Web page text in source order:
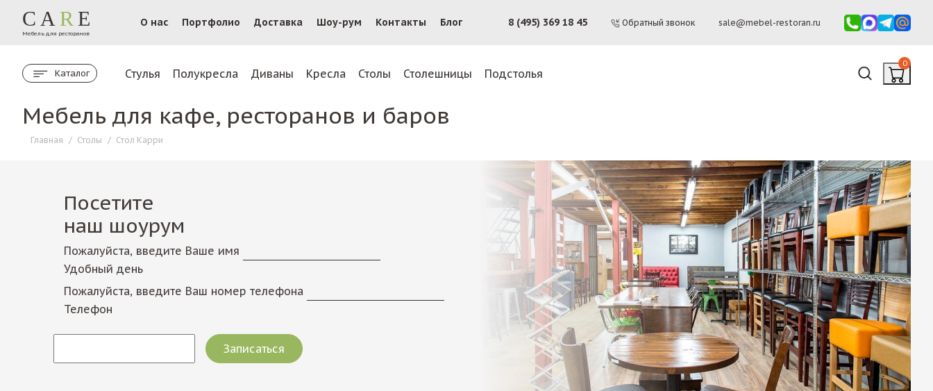
CA R E
Мебель для ресторанов
О нас Портфолио Доставка Шоу-рум Контакты Блог 8 (495) 369 18 45 Обратный звонок sale@mebel-restoran.ru
Каталог Стулья Полукресла Диваны Кресла Столы Столешницы Подстолья
0
Мебель для кафе, ресторанов и баров
Главная / Столы / Стол Карри
Посетите
наш шоурум
Пожалуйста, введите Ваше имя
Удобный день
Пожалуйста, введите Ваш номер телефона
Телефон